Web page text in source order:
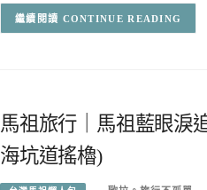
CONTINUE READING
馬祖旅行｜馬祖藍眼淚
海坑道搖櫓)